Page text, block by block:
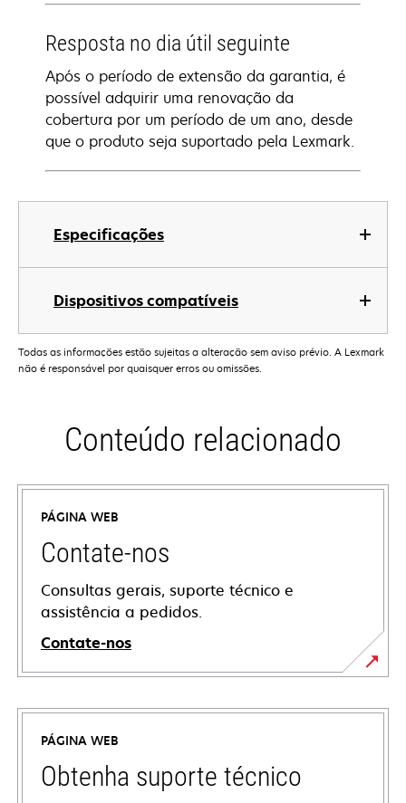
Especificações
Dispositivos compatíveis
Resposta no dia útil seguinte
Após o período de extensão da garantia, é
possível adquirir uma renovação da
cobertura por um período de um ano, desde
que o produto seja suportado pela Lexmark.
Todas as informações estão sujeitas a alteração sem aviso prévio. A Lexmark
não é responsável por quaisquer erros ou omissões.
Conteúdo relacionado
PÁGINA WEB
Contate-nos
Consultas gerais, suporte técnico e
assistência a pedidos.
Contate-nos
PÁGINA WEB
Obtenha suporte técnico